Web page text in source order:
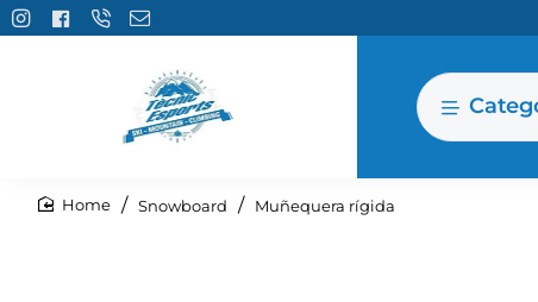
Snowboard Muñequera rígida